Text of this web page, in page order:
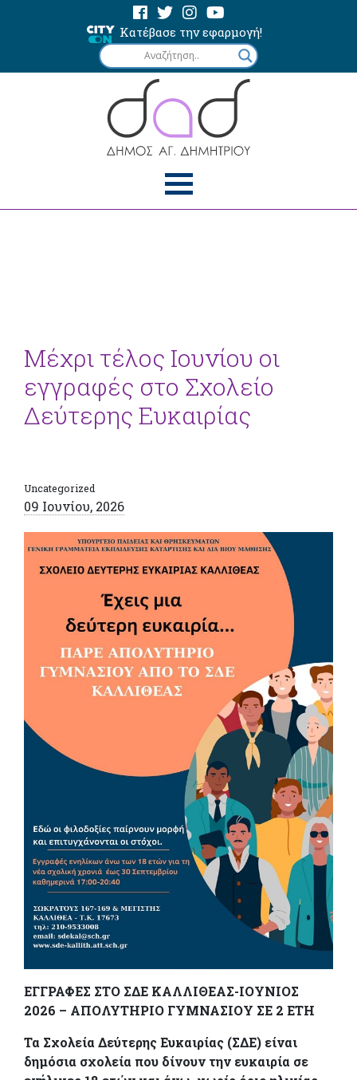
Κατέβασε την εφαρμογή!
Μέχρι τέλος Ιουνίου οι
εγγραφές στο Σχολείο
Δεύτερης Ευκαιρίας
Uncategorized
09 Ιουνίου, 2026
ΕΓΓΡΑΦΕΣ ΣΤΟ ΣΔΕ ΚΑΛΛΙΘΕΑΣ-ΙΟΥΝΙΟΣ
2026 – ΑΠΟΛΥΤΗΡΙΟ ΓΥΜΝΑΣΙΟΥ ΣΕ 2 ΕΤΗ
Τα Σχολεία Δεύτερης Ευκαιρίας (ΣΔΕ) είναι
δημόσια σχολεία που δίνουν την ευκαιρία σε